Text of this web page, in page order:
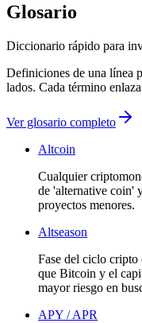
Glosario
Diccionario rápido para
Definiciones de una línea
lados. Cada término
Ver glosario completo
Altcoin
Cualquier
de 'alternative coin'
proyectos menores.
Altseason
Fase del ciclo cripto
que Bitcoin y el
mayor riesgo en
APY / APR